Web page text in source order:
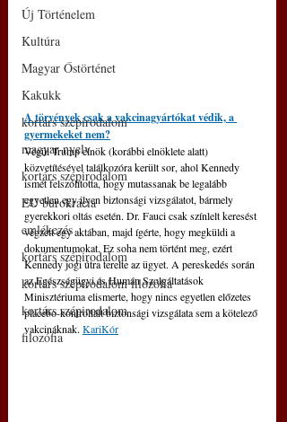
Új Történelem
Kultúra
Magyar Őstörténet
Kakukk
kortárs szépirodalom
magyar nyelv
kortárs szépirodalom
EU bürokrácia
emlékezés
kortárs szépirodalom
kortárs szépirodalom filozófia
kortárs szépirodalom
filozófia
A törvények csak a vakcinagyártókat védik, a
gyermekeket nem?
Végül Trump elnök (korábbi elnöklete alatt)
közvetítésével találkozóra került sor, ahol Kennedy
ismét felszólította, hogy mutassanak be legalább
egyetlen egy ilyen biztonsági vizsgálatot, bármely
gyerekkori oltás esetén. Dr. Fauci csak színlelt keresést
végzett egy aktában, majd ígérte, hogy megküldi a
dokumentumokat. Ez soha nem történt meg, ezért
Kennedy jogi útra terelte az ügyet. A pereskedés során
az Egészségügyi és Humán Szolgáltatások
Minisztériuma elismerte, hogy nincs egyetlen előzetes
placebo-kontrollált biztonsági vizsgálata sem a kötelező
vakcináknak. KariKór